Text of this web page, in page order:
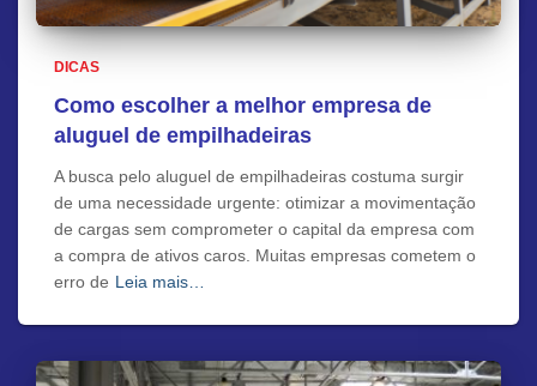
DICAS
Como escolher a melhor empresa de
aluguel de empilhadeiras
A busca pelo aluguel de empilhadeiras costuma surgir
de uma necessidade urgente: otimizar a movimentação
de cargas sem comprometer o capital da empresa com
a compra de ativos caros. Muitas empresas cometem o
erro de Leia mais…